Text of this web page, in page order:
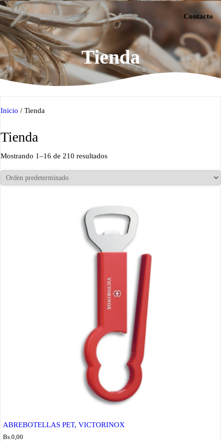
Contacto
Tienda
Inicio / Tienda
Tienda
Mostrando 1–16 de 210 resultados
ABREBOTELLAS PET, VICTORINOX
Bs.0,00